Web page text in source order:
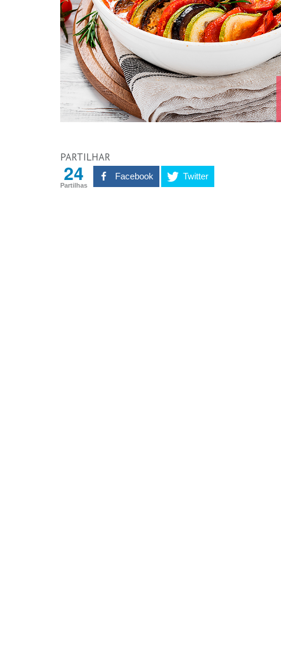
PARTILHAR
24
Partilhas
Facebook Twitter